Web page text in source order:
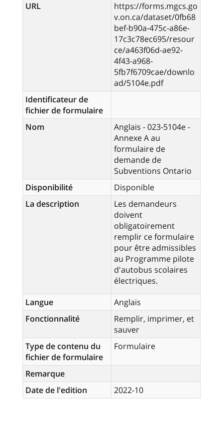
URL
https://forms.mgcs.go
v.on.ca/dataset/0fb68
bef-b90a-475c-a86e-
17c3c78ec695/resour
ce/a463f06d-ae92-
4f43-a968-
5fb7f6709cae/downlo
ad/5104e.pdf
Identificateur de
fichier de formulaire
Nom
Anglais - 023-5104e -
Annexe A au
formulaire de
demande de
Subventions Ontario
Disponibilité
Disponible
La description
Les demandeurs
doivent
obligatoirement
remplir ce formulaire
pour être admissibles
au Programme pilote
d'autobus scolaires
électriques.
Langue
Anglais
Fonctionnalité
Remplir, imprimer, et
sauver
Type de contenu du
fichier de formulaire
Formulaire
Remarque
Date de l'edition
2022-10